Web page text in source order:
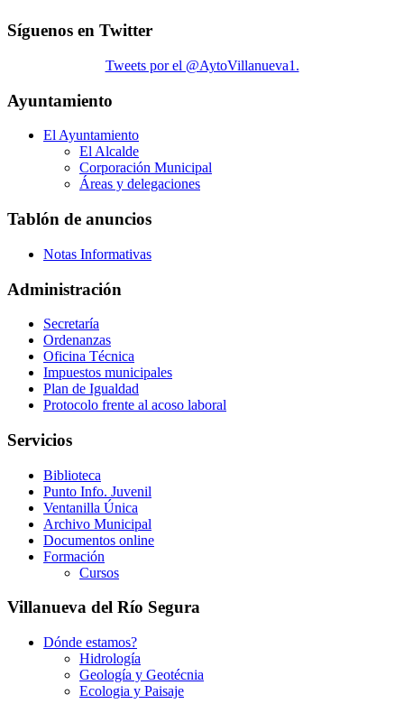
Síguenos en Twitter
Tweets por el @AytoVillanueva1.
Ayuntamiento
El Ayuntamiento
El Alcalde
Corporación Municipal
Áreas y delegaciones
Tablón de anuncios
Notas Informativas
Administración
Secretaría
Ordenanzas
Oficina Técnica
Impuestos municipales
Plan de Igualdad
Protocolo frente al acoso laboral
Servicios
Biblioteca
Punto Info. Juvenil
Ventanilla Única
Archivo Municipal
Documentos online
Formación
Cursos
Villanueva del Río Segura
Dónde estamos?
Hidrología
Geología y Geotécnia
Ecologia y Paisaje